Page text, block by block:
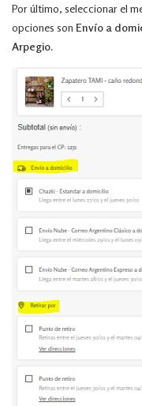
Por último, seleccionar el
opciones son Envío a
Arpegio.